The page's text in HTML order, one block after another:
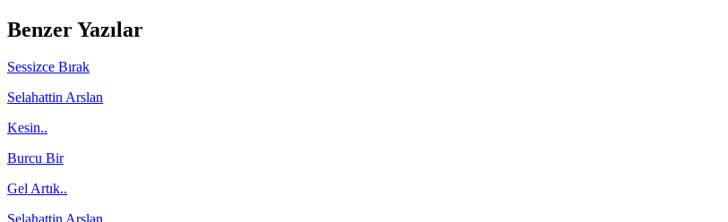
Benzer Yazılar
Sessizce Bırak
Selahattin Arslan
Kesin..
Burcu Bir
Gel Artık..